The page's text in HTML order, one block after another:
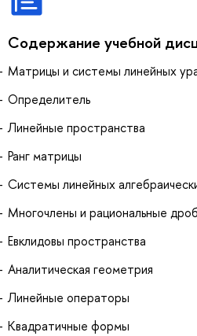
Содержание учебной
Матрицы и системы линейных
Определитель
Линейные пространства
Ранг матрицы
Системы линейных
Многочлены и рациональные
Евклидовы пространства
Аналитическая геометрия
Линейные операторы
Квадратичные формы